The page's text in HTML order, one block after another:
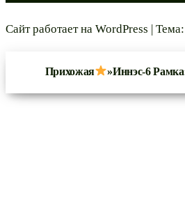
Сайт работает на WordPress | Тема:
Прихожая »Иннэс-6